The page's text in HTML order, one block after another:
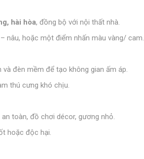
hài hòa, đồng bộ với nội thất nhà.
nâu, hoặc một điểm nhấn màu vàng/ cam.
đèn mềm để tạo không gian ấm áp.
thú cưng khó chịu.
toàn, đồ chơi décor, gương nhỏ.
hoặc độc hại.